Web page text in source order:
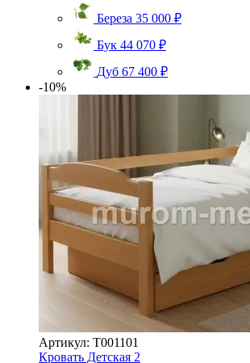
Береза 35 000 ₽
Бук 44 070 ₽
Дуб 67 400 ₽
-10%
Артикул: Т001101
Кровать Детская 2